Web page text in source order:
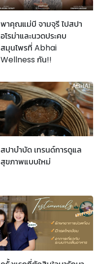
พาคุณแม่บี จามจุรี ไปสปา
อโรม่าและนวดประคบ
สมุนไพรที่ Abhai
Wellness กัน!!
สปาบำบัด เทรนด์การดูแล
สุขภาพแบบใหม่